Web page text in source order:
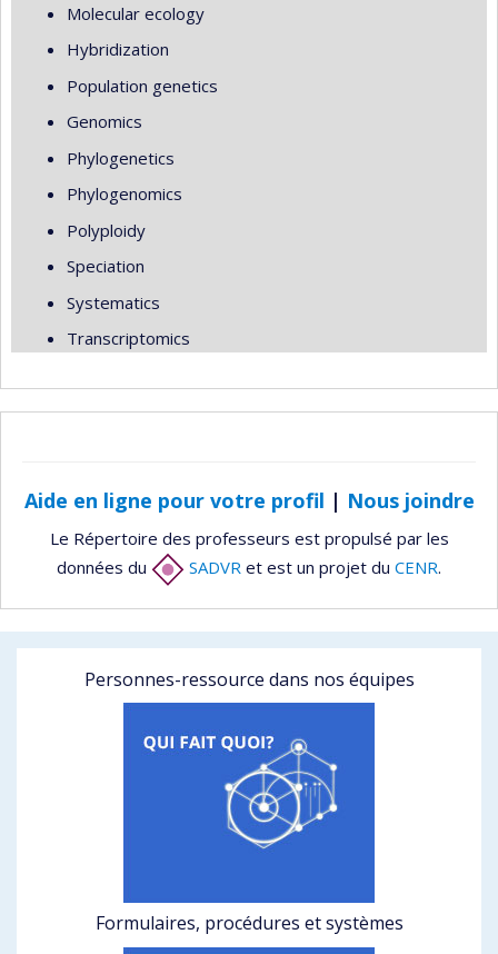
Molecular ecology
Hybridization
Population genetics
Genomics
Phylogenetics
Phylogenomics
Polyploidy
Speciation
Systematics
Transcriptomics
Aide en ligne pour votre profil | Nous joindre
Le Répertoire des professeurs est propulsé par les
données du
SADVR et est un projet du CENR.
Personnes-ressource dans nos équipes
Formulaires, procédures et systèmes